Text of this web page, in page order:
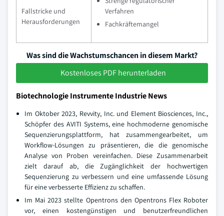
Fallstricke und
Herausforderungen
Verfahren
Fachkräftemangel
Was sind die Wachstumschancen in diesem Markt?
Kostenloses PDF herunterladen
Biotechnologie Instrumente Industrie News
Im Oktober 2023, Revvity, Inc. und Element Biosciences, Inc.,
Schöpfer des AVITI Systems, eine hochmoderne genomische
Sequenzierungsplattform, hat zusammengearbeitet, um
Workflow-Lösungen zu präsentieren, die die genomische
Analyse von Proben vereinfachen. Diese Zusammenarbeit
zielt darauf ab, die Zugänglichkeit der hochwertigen
Sequenzierung zu verbessern und eine umfassende Lösung
für eine verbesserte Effizienz zu schaffen.
Im Mai 2023 stellte Opentrons den Opentrons Flex Roboter
vor, einen kostengünstigen und benutzerfreundlichen